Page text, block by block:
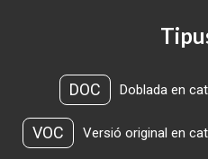
DOC Doblada en
VOC Versió original en